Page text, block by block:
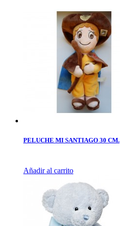
PELUCHE MI SANTIAGO 30 CM.
Añadir al carrito